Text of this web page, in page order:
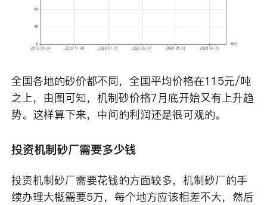
全国各地的砂价都不同，全国平均价格在115元/吨
之上，由图可知，机制砂价格7月底开始又有上升趋
势。这样算下来，中间的利润还是很可观的。
投资机制砂厂需要多少钱
投资机制砂厂需要花钱的方面较多，机制砂厂的手
续办理大概需要5万，每个地方应该相差不大，然后